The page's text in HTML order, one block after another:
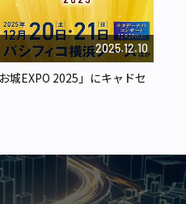
2025.12.10
城EXPO 2025」にキャドセ